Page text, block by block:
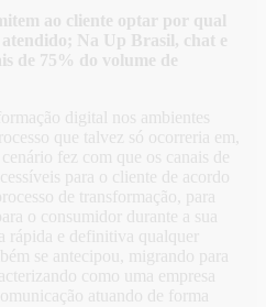
ao cliente optar por qual
Na Up Brasil, chat e
de 75% do volume de
digital nos ambientes
que talvez só ocorreria em,
fez com que os canais de
para o cliente de acordo
de transformação, para
o consumidor durante a sua
rápida e definitiva qualquer
se antecipou, migrando para
como uma empresa
atuando de forma